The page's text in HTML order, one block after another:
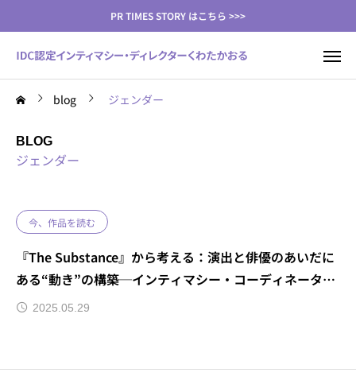
PR TIMES STORY はこちら >>>
blog ジェンダー
BLOG
ジェンダー
今、作品を読む
『The Substance』から考える：演出と俳優のあいだに
ある“動き”の構築─インティマシー・コーディネーター
（ディレクター）の視点
2025.05.29